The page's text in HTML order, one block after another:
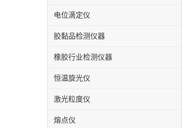
电位滴定仪
胶黏品检测仪器
橡胶行业检测仪器
恒温旋光仪
激光粒度仪
熔点仪